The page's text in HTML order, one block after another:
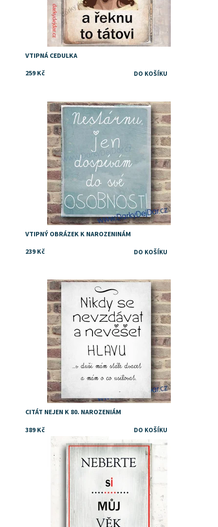
VTIPNÁ CEDULKA
259 Kč
Dostupnost: Skladem
VTIPNÝ OBRÁZEK K NAROZENINÁM
239 Kč
Dostupnost: Skladem
CITÁT NEJEN K 80. NAROZENIÁM
389 Kč
Dostupnost:
Skladem